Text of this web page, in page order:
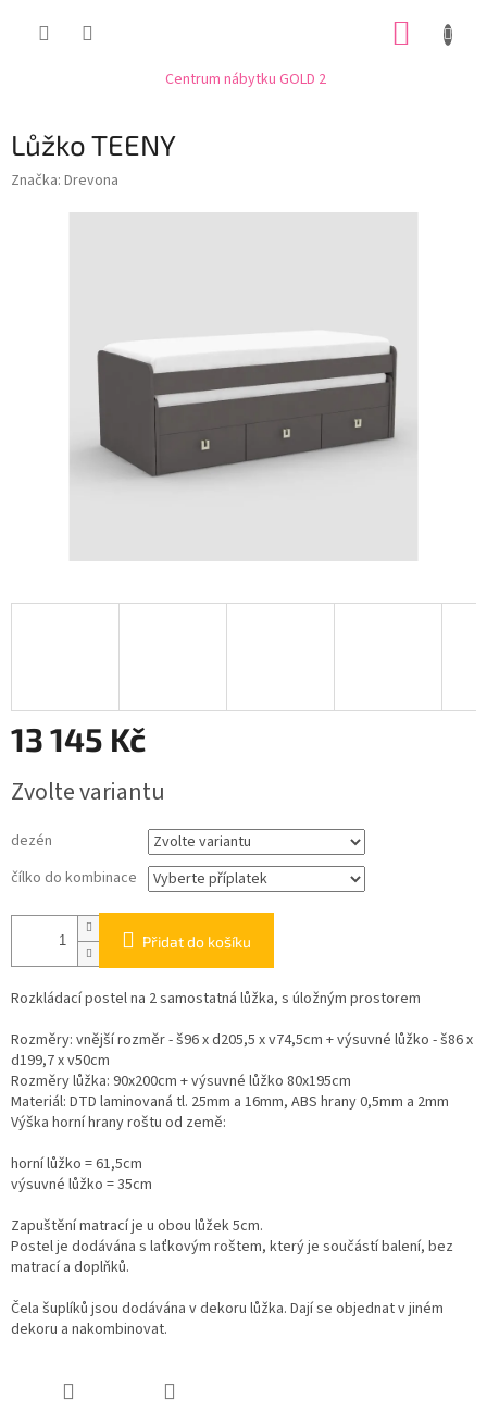
Centrum nábytku GOLD 2
Lůžko TEENY
Značka: Drevona
13 145 Kč
cena:
Zvolte variantu
dezén
čílko do kombinace
Přidat do košíku
Rozkládací postel na 2 samostatná lůžka, s úložným prostorem
Rozměry: vnější rozměr - š96 x d205,5 x v74,5cm + výsuvné lůžko - š86 x
d199,7 x v50cm
Rozměry lůžka: 90x200cm + výsuvné lůžko 80x195cm
Materiál: DTD laminovaná tl. 25mm a 16mm, ABS hrany 0,5mm a 2mm
Výška horní hrany roštu od země:
horní lůžko = 61,5cm
výsuvné lůžko = 35cm
Zapuštění matrací je u obou lůžek 5cm.
Postel je dodávána s laťkovým roštem, který je součástí balení, bez
matrací a doplňků.
Čela šuplíků jsou dodávána v dekoru lůžka. Dají se objednat v jiném
dekoru a nakombinovat.